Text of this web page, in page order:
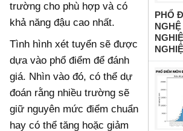
PHỔ
trường cho phù hợp và có
khả năng đậu cao nhất.
Tình hình xét tuyển sẽ được
dựa vào phổ điểm để đánh
giá. Nhìn vào đó, có thể dự
đoán rằng nhiều trường sẽ
giữ nguyên mức điểm chuẩn
hay có thể tăng hoặc giảm